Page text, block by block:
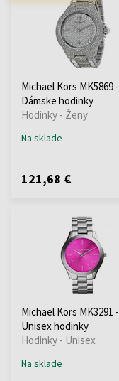
Michael Kors MK5869 -
Dámske hodinky
Hodinky - Ženy
Na sklade
121,68 €
Michael Kors MK3291 -
Unisex hodinky
Hodinky - Unisex
Na sklade